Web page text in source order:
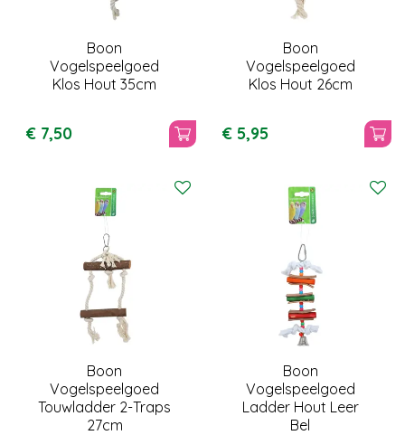
Boon
Vogelspeelgoed
Klos Hout 35cm
€ 7,50
Boon
Vogelspeelgoed
Klos Hout 26cm
€ 5,95
Boon
Vogelspeelgoed
Touwladder 2-Traps
27cm
Boon
Vogelspeelgoed
Ladder Hout Leer
Bel